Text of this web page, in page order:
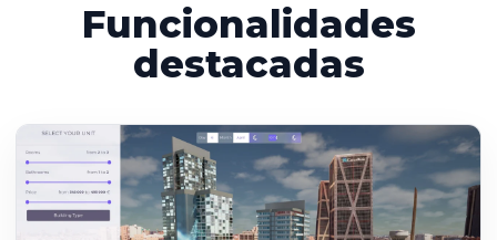
Funcionalidades
destacadas